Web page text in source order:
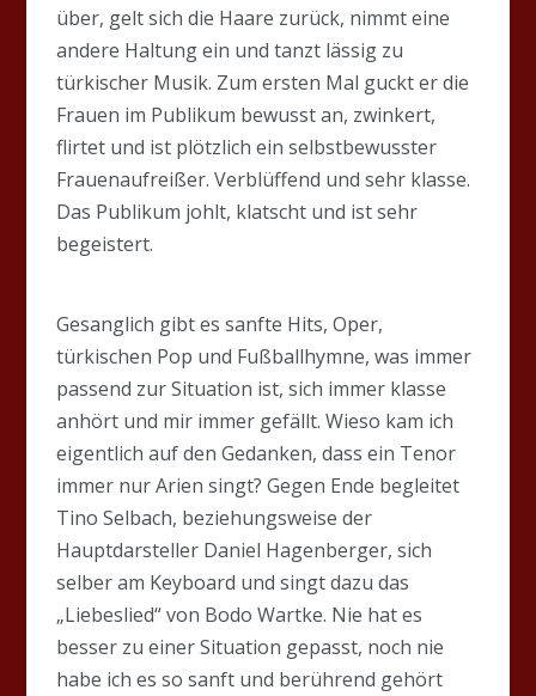
über, gelt sich die Haare zurück, nimmt eine
andere Haltung ein und tanzt lässig zu
türkischer Musik. Zum ersten Mal guckt er die
Frauen im Publikum bewusst an, zwinkert,
flirtet und ist plötzlich ein selbstbewusster
Frauenaufreißer. Verblüffend und sehr klasse.
Das Publikum johlt, klatscht und ist sehr
begeistert.
Gesanglich gibt es sanfte Hits, Oper,
türkischen Pop und Fußballhymne, was immer
passend zur Situation ist, sich immer klasse
anhört und mir immer gefällt. Wieso kam ich
eigentlich auf den Gedanken, dass ein Tenor
immer nur Arien singt? Gegen Ende begleitet
Tino Selbach, beziehungsweise der
Hauptdarsteller Daniel Hagenberger, sich
selber am Keyboard und singt dazu das
„Liebeslied“ von Bodo Wartke. Nie hat es
besser zu einer Situation gepasst, noch nie
habe ich es so sanft und berührend gehört